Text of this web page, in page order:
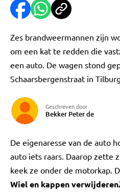
Zes brandweermannen zijn
om een kat te redden die
een auto. De wagen stond
Schaarsbergenstraat in
Geschreven door
Bekker Peter de
De eigenaresse van de auto
auto iets raars. Daarop zette
keek ze onder de motorkap.
Wiel en kappen verwijderen